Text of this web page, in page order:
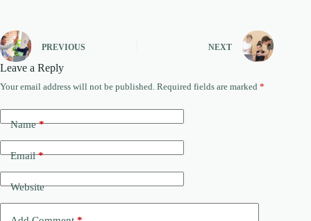
PREVIOUS NEXT
Leave a Reply
Your email address will not be published. Required fields are marked *
Name*
Email*
Website